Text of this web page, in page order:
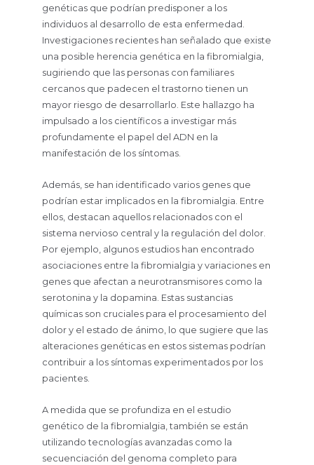
genéticas que podrían predisponer a los
individuos al desarrollo de esta enfermedad.
Investigaciones recientes han señalado que existe
una posible herencia genética en la fibromialgia,
sugiriendo que las personas con familiares
cercanos que padecen el trastorno tienen un
mayor riesgo de desarrollarlo. Este hallazgo ha
impulsado a los científicos a investigar más
profundamente el papel del ADN en la
manifestación de los síntomas.
Además, se han identificado varios genes que
podrían estar implicados en la fibromialgia. Entre
ellos, destacan aquellos relacionados con el
sistema nervioso central y la regulación del dolor.
Por ejemplo, algunos estudios han encontrado
asociaciones entre la fibromialgia y variaciones en
genes que afectan a neurotransmisores como la
serotonina y la dopamina. Estas sustancias
químicas son cruciales para el procesamiento del
dolor y el estado de ánimo, lo que sugiere que las
alteraciones genéticas en estos sistemas podrían
contribuir a los síntomas experimentados por los
pacientes.
A medida que se profundiza en el estudio
genético de la fibromialgia, también se están
utilizando tecnologías avanzadas como la
secuenciación del genoma completo para